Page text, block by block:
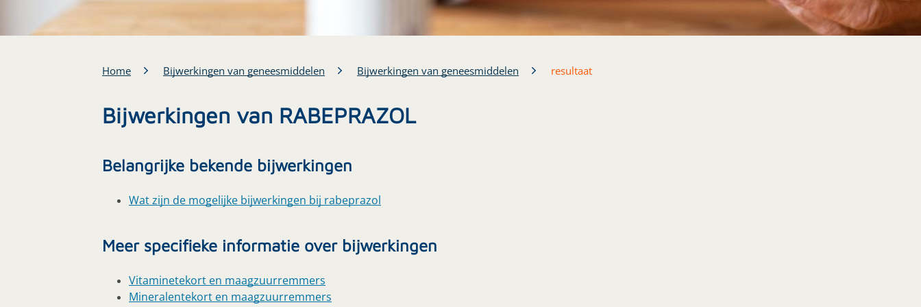
Home Bijwerkingen van geneesmiddelen Bijwerkingen van geneesmiddelen resultaat
Bijwerkingen van RABEPRAZOL
Belangrijke bekende bijwerkingen
Wat zijn de mogelijke bijwerkingen bij rabeprazol
Meer specifieke informatie over bijwerkingen
Vitaminetekort en maagzuurremmers
Mineralentekort en maagzuurremmers